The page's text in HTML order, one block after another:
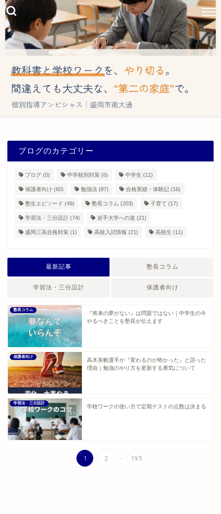
ブログのカテゴリー
ブログ (0) 中学校別対策 (6) 中学生 (11)
保護者向け (60) 勉強法 (87) 合格実績・体験記 (16)
塾生エピソード (49) 塾長コラム (203) 子育て (17)
学習法・三分設計 (74) 岩手大学への道 (21)
盛岡三高合格対策 (1) 高校入試情報 (21) 高校生 (11)
最新記事 塾長コラム
学習法・三分設計 保護者向け
塾長コラム
『将来の夢がない』は問題ではない｜中学生の今
やるべきことを塾長が伝えます
保護者向け
高木美帆選手が『変わるのが怖かった』と語った
理由｜勉強のやり方を更新する勇気について
学習法・三分設計
学校ワークの使い方で定期テストの点数は決まる
1 2 ... 193